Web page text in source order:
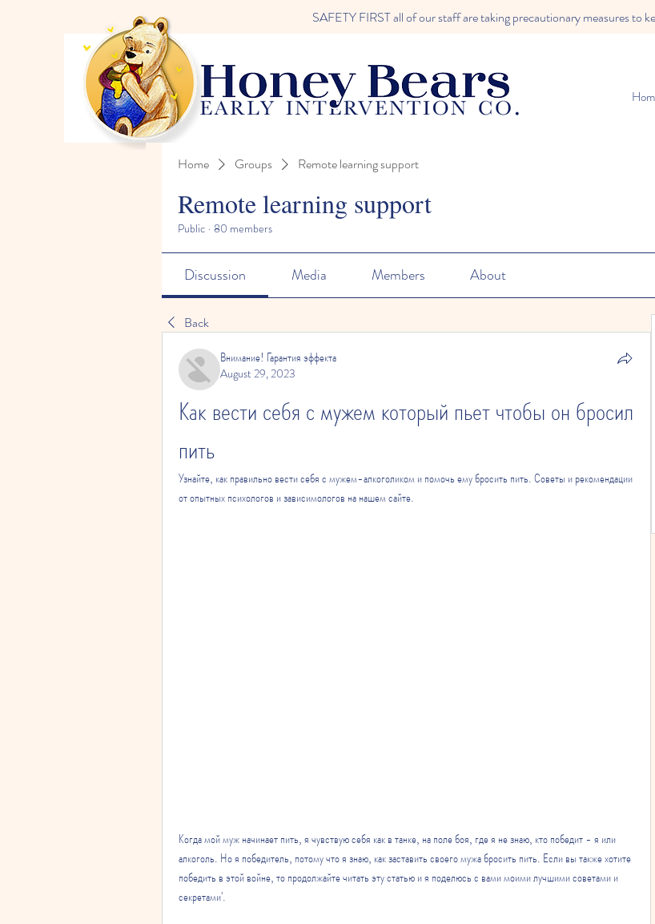
SAFETY FIRST all of our staff are taking precautionary measures to
Home Groups Remote learning support
Remote learning support
Public · 80 members
Discussion Media Members About
Back
Внимание! Гарантия эффекта
August 29, 2023
Как вести себя с мужем который пьет чтобы он бросил
пить
Узнайте, как правильно вести себя с мужем-алкоголиком и помочь ему бросить пить. Советы и рекомендации
от опытных психологов и зависимологов на нашем сайте.
Когда мой муж начинает пить, я чувствую себя как в танке, на поле боя, где я не знаю, кто победит - я или
алкоголь. Но я победитель, потому что я знаю, как заставить своего мужа бросить пить. Если вы также хотите
победить в этой войне, то продолжайте читать эту статью и я поделюсь с вами моими лучшими советами и
секретами'.